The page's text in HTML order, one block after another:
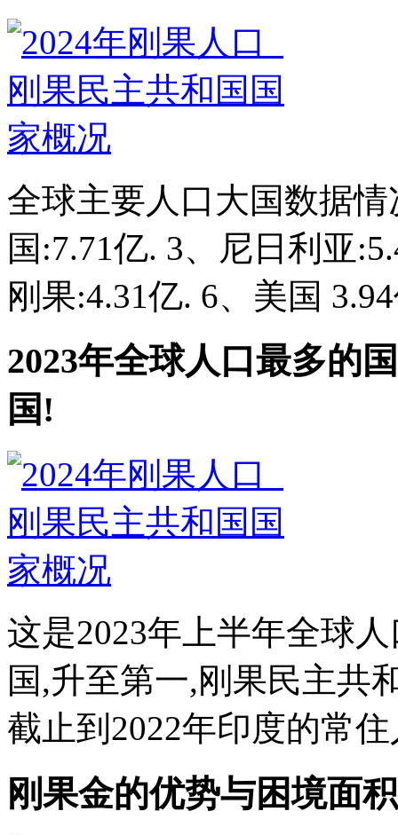
全球主要人口大国数据
国:7.71亿. 3、尼日利亚
刚果:4.31亿. 6、美国
2023年全球人口最多的
国!
这是2023年上半年全球
国,升至第一,刚果民主共
截止到2022年印度的常
刚果金的优势与困境面